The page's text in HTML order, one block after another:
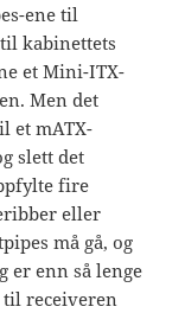
ene til
kabinettets
et Mini-ITX-
Men det
et mATX-
slett det
fire
eller
må gå, og
er enn så lenge
til receiveren